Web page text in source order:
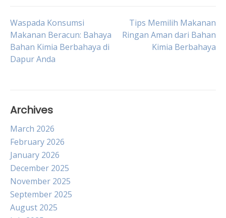
Post
navigation
Waspada Konsumsi
Makanan Beracun: Bahaya
Bahan Kimia Berbahaya di
Dapur Anda
Tips Memilih Makanan
Ringan Aman dari Bahan
Kimia Berbahaya
Archives
March 2026
February 2026
January 2026
December 2025
November 2025
September 2025
August 2025